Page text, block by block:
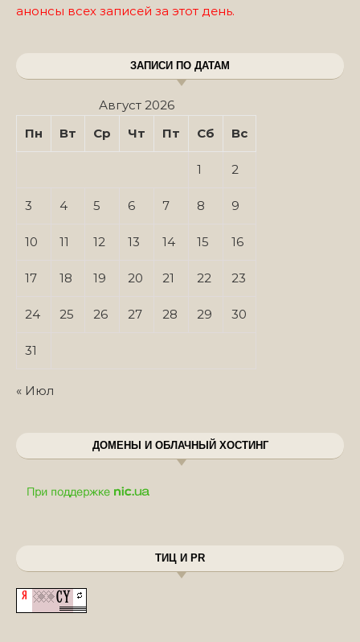
анонсы всех записей за этот день.
ЗАПИСИ ПО ДАТАМ
Август 2026
Пн
Вт Ср Чт Пт Сб Вс
1 2
3 4 5 6 7 8 9
10 11 12 13 14 15 16
17 18 19 20 21 22 23
24 25 26 27 28 29 30
31
« Июл
ДОМЕНЫ И ОБЛАЧНЫЙ ХОСТИНГ
ТИЦ И PR